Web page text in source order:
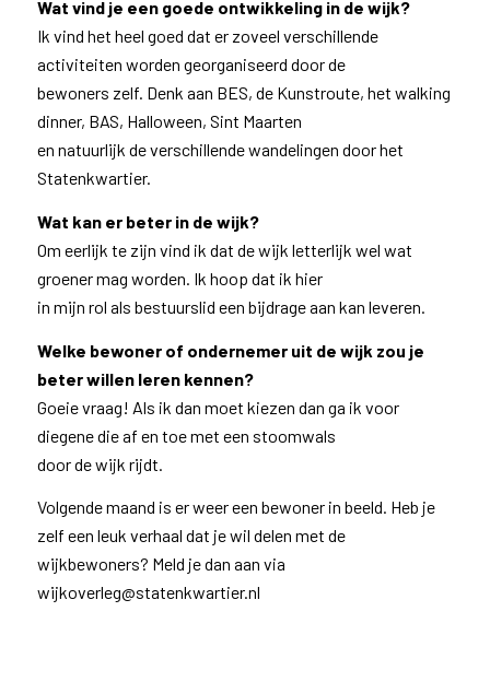
Wat vind je een goede ontwikkeling in de wijk?
Ik vind het heel goed dat er zoveel verschillende
activiteiten worden georganiseerd door de
bewoners zelf. Denk aan BES, de Kunstroute, het walking
dinner, BAS, Halloween, Sint Maarten
en natuurlijk de verschillende wandelingen door het
Statenkwartier.
Wat kan er beter in de wijk?
Om eerlijk te zijn vind ik dat de wijk letterlijk wel wat
groener mag worden. Ik hoop dat ik hier
in mijn rol als bestuurslid een bijdrage aan kan leveren.
Welke bewoner of ondernemer uit de wijk zou je
beter willen leren kennen?
Goeie vraag! Als ik dan moet kiezen dan ga ik voor
diegene die af en toe met een stoomwals
door de wijk rijdt.
Volgende maand is er weer een bewoner in beeld. Heb je
zelf een leuk verhaal dat je wil delen met de
wijkbewoners? Meld je dan aan via
wijkoverleg@statenkwartier.nl